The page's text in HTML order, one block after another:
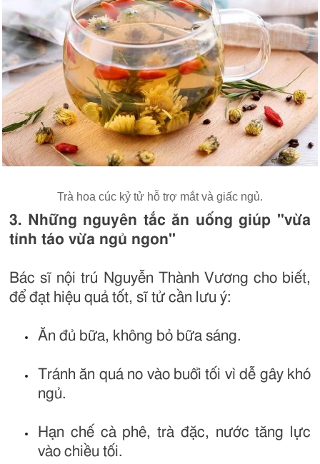
Trà hoa cúc kỷ tử hỗ trợ mắt và giấc ngủ.
3. Những nguyên tắc ăn uống giúp "vừa
tỉnh táo vừa ngủ ngon"
Bác sĩ nội trú Nguyễn Thành Vương cho biết,
để đạt hiệu quả tốt, sĩ tử cần lưu ý:
Ăn đủ bữa, không bỏ bữa sáng.
Tránh ăn quá no vào buổi tối vì dễ gây khó
ngủ.
Hạn chế cà phê, trà đặc, nước tăng lực
vào chiều tối.